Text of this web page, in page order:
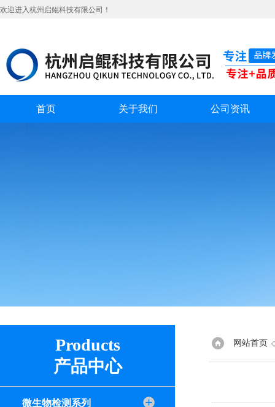
欢迎进入杭州启鲲科技有限公司！
首页 关于我们 公司资讯
Products
产品中心
微生物检测系列
网站首页